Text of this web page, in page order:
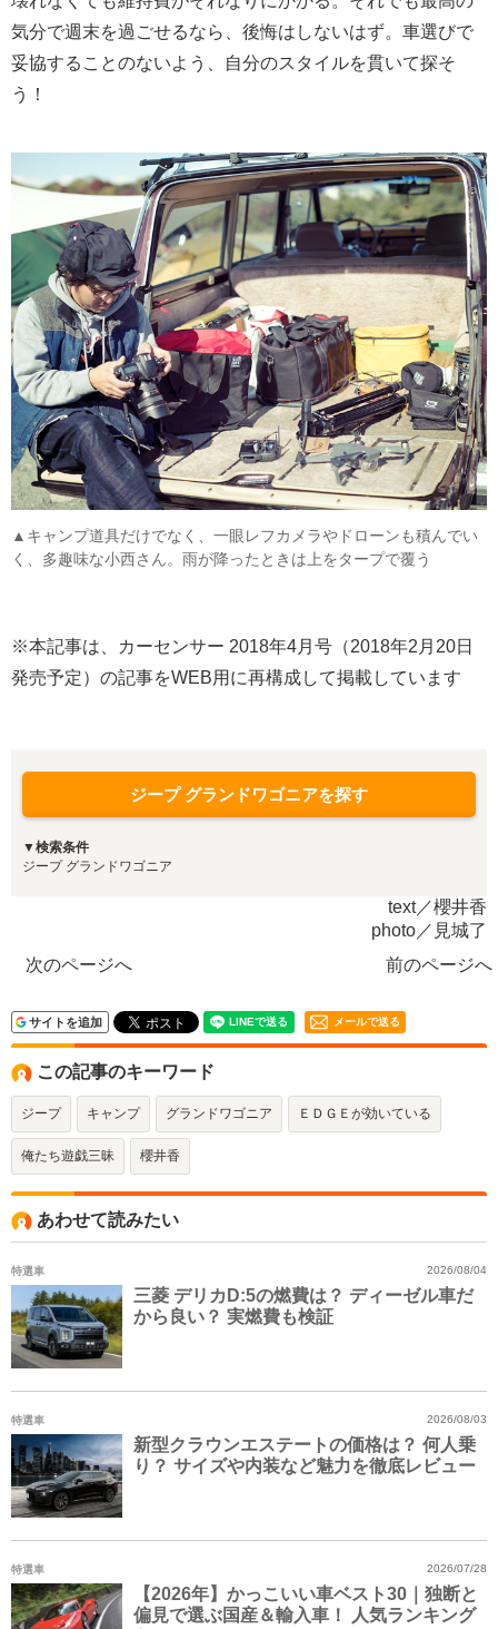
気分で週末を過ごせるなら、後悔はしないはず。車選びで
妥協することのないよう、自分のスタイルを貫いて探そ
う！
▲キャンプ道具だけでなく、一眼レフカメラやドローンも積んでい
く、多趣味な小西さん。雨が降ったときは上をタープで覆う
※本記事は、カーセンサー 2018年4月号（2018年2月20日
発売予定）の記事をWEB用に再構成して掲載しています
ジープ グランドワゴニアを探す
▼検索条件
ジープ グランドワゴニア
text／櫻井香
photo／見城了
次のページへ
前のページへ
サイトを追加 メールで送る
この記事のキーワード
ジープ キャンプ グランドワゴニア ＥＤＧＥが効いている
俺たち遊戯三昧 櫻井香
あわせて読みたい
特選車
三菱 デリカD:5の燃費は？ ディーゼル車だ
から良い？ 実燃費も検証
2026/08/04
特選車
新型クラウンエステートの価格は？ 何人乗
り？ サイズや内装など魅力を徹底レビュー
2026/08/03
特選車
【2026年】かっこいい車ベスト30｜独断と
偏見で選ぶ国産＆輸入車！ 人気ランキング
2026/07/28